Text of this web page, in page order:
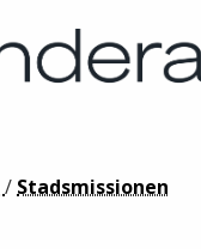
/ Stadsmissionen